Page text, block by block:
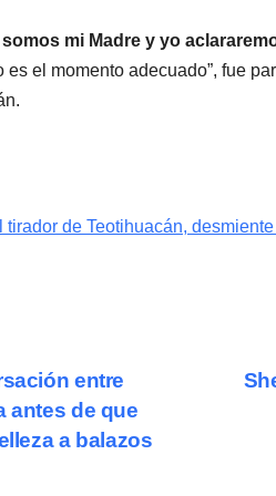
mi Madre y yo
es el momento adecuado”, fue
de Teotihuacán,
entre
antes de que
a balazos